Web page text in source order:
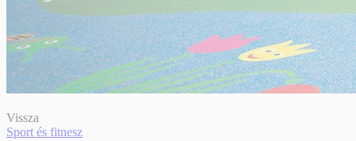
Vissza
Sport és fitnesz